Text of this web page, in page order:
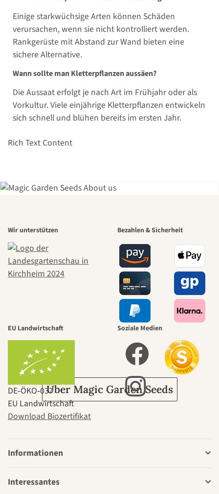
Einige starkwüchsige Arten können Schäden
verursachen, wenn sie nicht kontrolliert werden.
Rankgerüste mit Abstand zur Wand bieten eine
sichere Alternative.
Wann sollte man Kletterpflanzen aussäen?
Die Aussaat erfolgt je nach Art im Frühjahr oder als
Vorkultur. Viele einjährige Kletterpflanzen entwickeln
sich schnell und blühen bereits im ersten Jahr.
Rich Text Content
schönsten
Wege zu uns
selbst führt
durch den
Garten
Über Magic Garden Seeds
Wir unterstützen Bezahlen & Sicherheit
EU Landwirtschaft
DE‑ÖKO‑037
EU Landwirtschaft
Download Biozertifikat
Soziale Medien
Informationen
Interessantes